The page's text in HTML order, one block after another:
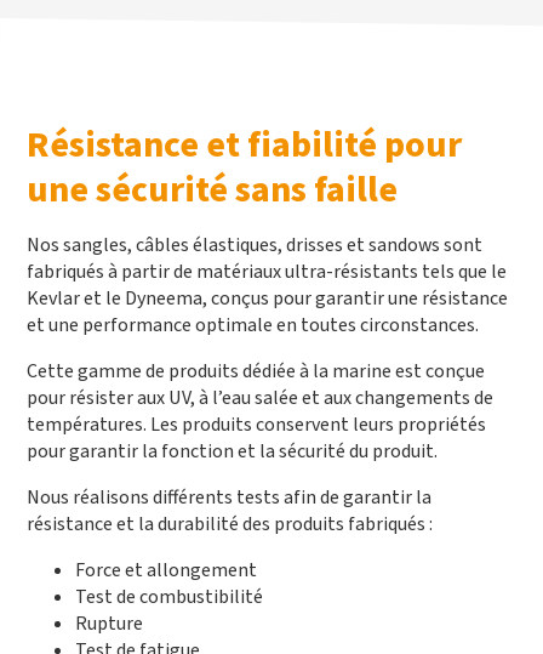
Résistance et fiabilité pour
une sécurité sans faille
Nos sangles, câbles élastiques, drisses et sandows sont
fabriqués à partir de matériaux ultra-résistants tels que le
Kevlar et le Dyneema, conçus pour garantir une résistance
et une performance optimale en toutes circonstances.
Cette gamme de produits dédiée à la marine est conçue
pour résister aux UV, à l’eau salée et aux changements de
températures. Les produits conservent leurs propriétés
pour garantir la fonction et la sécurité du produit.
Nous réalisons différents tests afin de garantir la
résistance et la durabilité des produits fabriqués :
Force et allongement
Test de combustibilité
Rupture